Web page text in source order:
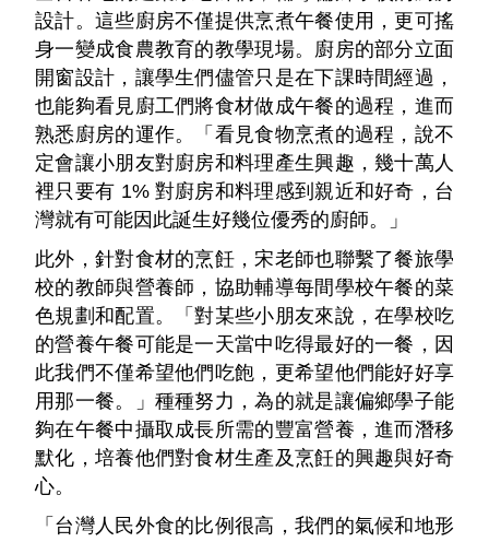
設計。這些廚房不僅提供烹煮午餐使用，更可搖
身一變成食農教育的教學現場。廚房的部分立面
開窗設計，讓學生們儘管只是在下課時間經過，
也能夠看見廚工們將食材做成午餐的過程，進而
熟悉廚房的運作。「看見食物烹煮的過程，說不
定會讓小朋友對廚房和料理產生興趣，幾十萬人
裡只要有 1% 對廚房和料理感到親近和好奇，台
灣就有可能因此誕生好幾位優秀的廚師。」
此外，針對食材的烹飪，宋老師也聯繫了餐旅學
校的教師與營養師，協助輔導每間學校午餐的菜
色規劃和配置。「對某些小朋友來說，在學校吃
的營養午餐可能是一天當中吃得最好的一餐，因
此我們不僅希望他們吃飽，更希望他們能好好享
用那一餐。」種種努力，為的就是讓偏鄉學子能
夠在午餐中攝取成長所需的豐富營養，進而潛移
默化，培養他們對食材生產及烹飪的興趣與好奇
心。
「台灣人民外食的比例很高，我們的氣候和地形